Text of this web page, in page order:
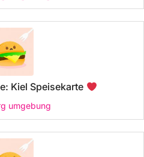
Kiel Speisekarte
umgebung